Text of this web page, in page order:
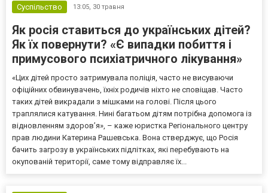
Суспільство 13:05, 30 травня
Як росія ставиться до українських дітей?
Як їх повернути? «Є випадки побиття і
примусового психіатричного лікування»
«Цих дітей просто затримувала поліція, часто не висуваючи
офіційних обвинувачень, їхніх родичів ніхто не сповіщав. Часто
таких дітей викрадали з мішками на голові. Після цього
траплялися катування. Нині багатьом дітям потрібна допомога із
відновленням здоров’я», – каже юристка Регіонального центру
прав людини Катерина Рашевська. Вона стверджує, що Росія
бачить загрозу в українських підлітках, які перебувають на
окупованій території, саме тому відправляє їх...